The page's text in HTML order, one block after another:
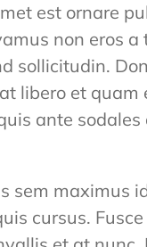
est ornare
non eros
sollicitudin.
libero et
ante
sem maximus
cursus.